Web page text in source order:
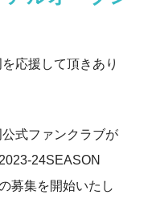
応援して頂きあり
式ファンクラブが
24SEASON
募集を開始いたし